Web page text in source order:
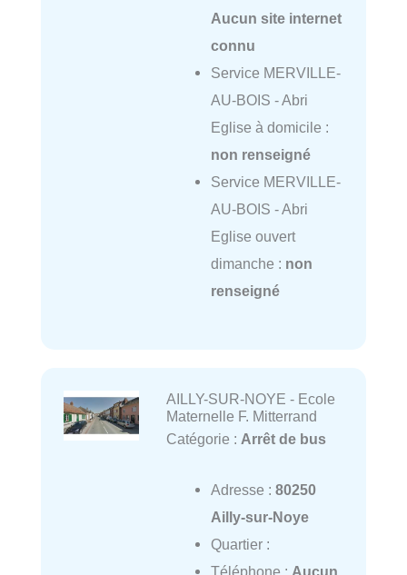
Aucun site internet
connu
Service MERVILLE-
AU-BOIS - Abri
Eglise à domicile :
non renseigné
Service MERVILLE-
AU-BOIS - Abri
Eglise ouvert
dimanche : non
renseigné
AILLY-SUR-NOYE - Ecole
Maternelle F. Mitterrand
Catégorie : Arrêt de bus
Adresse : 80250
Ailly-sur-Noye
Quartier :
Téléphone : Aucun